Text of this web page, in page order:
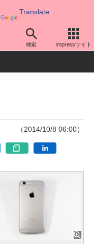
Translate
検索 Impressサイト
iPhone本体
（2014/10/8 06:00）